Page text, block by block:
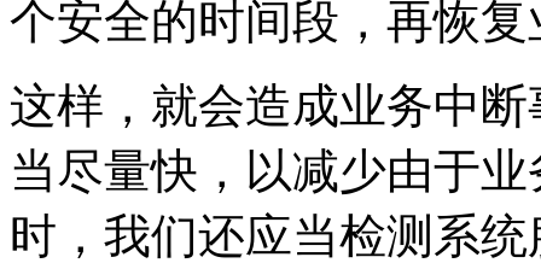
个安全的时间段，再恢
这样，就会造成业务中
当尽量快，以减少由于
时，我们还应当检测系